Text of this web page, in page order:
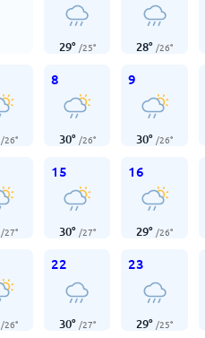
29° /25° 28° /26°
/26°
8
30° /26°
9
30° /26°
/27°
15
30° /27°
16
29° /26°
/26°
22
30° /27°
23
29° /25°